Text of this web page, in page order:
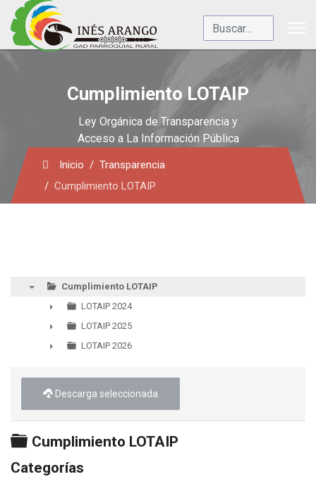
Buscar
Cumplimiento LOTAIP
Ley Orgánica de Transparencia y
Acceso a La Información Pública
Inicio
Transparencia
Cumplimiento LOTAIP
Cumplimiento LOTAIP
►
LOTAIP 2024
►
LOTAIP 2025
LOTAIP 2026
Descarga seleccionada
Carpeta
Cumplimiento LOTAIP
Categorías